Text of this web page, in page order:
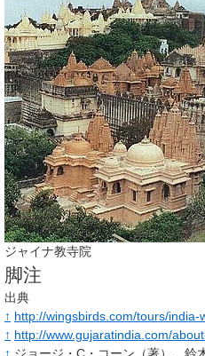
ジャイナ教寺院
脚注
出典
↑ http://wingsbirds.com/tours/
↑ http://www.gujaratindia.com/